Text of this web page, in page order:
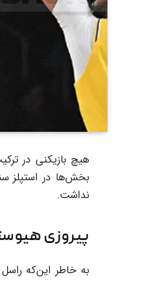
هیچ بازیکنی در
بخش‌ها در استپلز
نداشت.
پیروزی
به خاطر این‌که